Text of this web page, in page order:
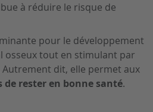
à réduire le risque de
pour le développement
osseux tout en stimulant par
dit, elle permet aux
rester en bonne santé.